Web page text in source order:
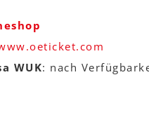
WUK: nach